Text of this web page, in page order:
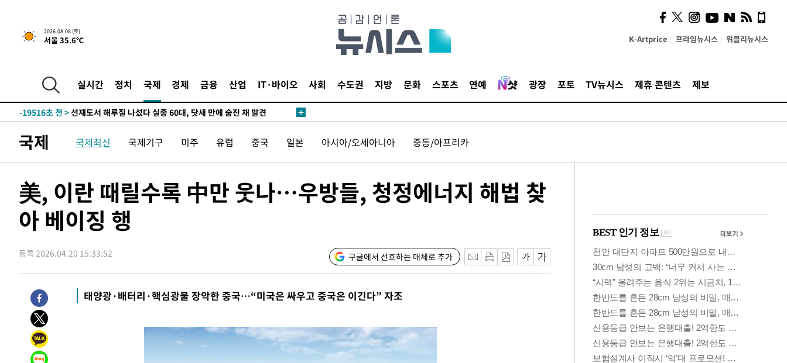
2026.08.08 (토)
서울 35.6℃ K-Artprice 프라임뉴시스 위클리뉴시스
실시간 정치 국제 경제 금융 산업 IT·바이오 사회 수도권 지방 문화 스포츠 연예 광장 포토 TV뉴시스 제휴 콘텐츠 제보
2시간 전 >[속보]뉴욕증시 상승 마감…S&P 0.6% 나스닥 1.3%↑
-25699초 전 >
강릉에 시간당 81.4㎜ 물폭탄…도로 잠기고 담벼락 붕괴
-21806초 전 >
-19516초 전 >선재도서 해루질 나섰다 실종 60대, 닷새 만에 숨진 채 발견
-16426초 전 >
여수 오동도 해상서 모터보트 전복…1명 사망·1명 실종
-12653초 전 >극한폭염 한풀 꺾이지만…'낮 최고 35도' 무더위, 열대야 계속[다음
-8188초 전 >[속보]'압수수색·성접대 논란' 축구협회 "실망과 걱정 안겨드려 죄
53분 전 >'최고 37도' 폭염 지속…강원동해안 최대 150㎜ 비
2시간 전 >[속보]뉴욕증시 상승 마감…S&P 0.6% 나스닥 1.3%↑
-25699초 전 >강릉에 시간당 81.4㎜ 물폭탄…도로 잠기고 담벼락 붕괴
-21806초 전 >백운산서 80년근 천종산삼 9뿌리 발견…감정가 1.3억원
-19516초 전 >
선재도서 해루질 나섰다 실종 60대, 닷새 만에 숨진 채 발견
-17050초 전 >
-16426초 전 >
여수 오동도 해상서 모터보트 전복…1명 사망·1명 실종
-12653초 전 >
극한폭염 한풀 꺾이지만…'낮 최고 35도' 무더위, 열대야 계속[다음
주 날씨]
-9671초 전 >
국제 국제최신 국제기구 미주 유럽 중국 일본 아시아/오세아니아 중동/아프리카
美, 이란 때릴수록 中만 웃나…우방들, 청정에너지 해법 찾
아 베이징 행
등록 2026.04.20 15:33:52 구글에서 선호하는 매체로 추가
태양광·배터리·핵심광물 장악한 중국…“미국은 싸우고 중국은 이긴다” 자조
사이 해답 찾았죠"…알을
깨고 나온 '초자아'